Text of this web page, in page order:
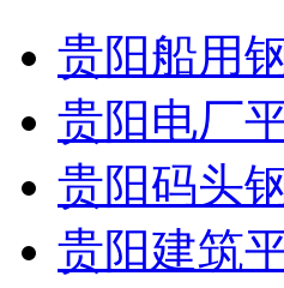
贵阳船用
贵阳电厂
贵阳码头
贵阳建筑